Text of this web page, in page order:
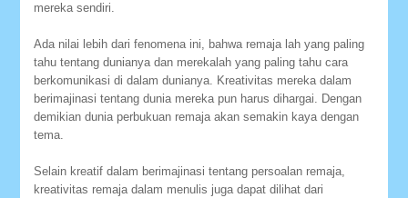
mereka sendiri.
Ada nilai lebih dari fenomena ini, bahwa remaja lah yang paling
tahu tentang dunianya dan merekalah yang paling tahu cara
berkomunikasi di dalam dunianya. Kreativitas mereka dalam
berimajinasi tentang dunia mereka pun harus dihargai. Dengan
demikian dunia perbukuan remaja akan semakin kaya dengan
tema.
Selain kreatif dalam berimajinasi tentang persoalan remaja,
kreativitas remaja dalam menulis juga dapat dilihat dari